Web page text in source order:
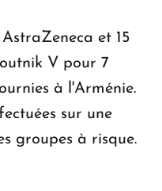
et 15
V pour 7
à l'Arménie.
sur une
groupes à risque.